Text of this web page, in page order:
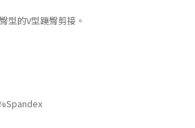
型的V型蹺臀剪接。